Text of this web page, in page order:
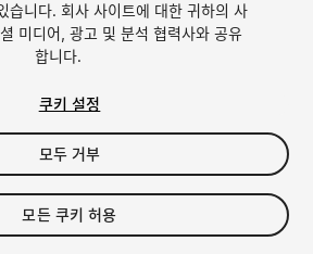
1/ 4
됩니다.
습니다. 회사 사이트에 대한 귀하의 사
미디어, 광고 및 분석 협력사와 공유
합니다.
쿠키 설정
모두 거부
모든 쿠키 허용